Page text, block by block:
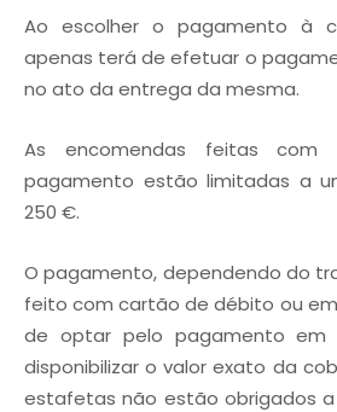
Ao escolher o pagamento à
apenas terá de efetuar o
no ato da entrega da mesma.
As encomendas feitas
pagamento estão limitadas a
250 €.
O pagamento, dependendo do
feito com cartão de débito ou em
de optar pelo pagamento em
disponibilizar o valor exato da
estafetas não estão obrigados